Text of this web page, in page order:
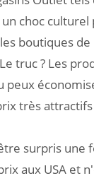
choc culturel
boutiques
truc ? Les
peux
très
surpris une
aux USA et